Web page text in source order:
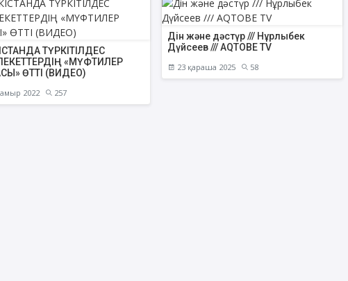
ТҮРКІТІЛДЕС
«МҮФТИЛЕР
ӨТТІ (ВИДЕО)
2022 257
Дін және дәстүр /// Нұрлыбек
Дүйсеев /// AQTOBE TV
23 қараша 2025 58
Шынболат Үмбетов
""Ақтөбе қалалық орталық" мешітінің
наиб имамы
ТІКЕЛЕЙ ЭФИРДЕ
Аптаның сенбі күндері сағат
21:00 (Ақтөбе уақытымен)
Біздің nur_gasyr Instagram
Нұрбол Смағұлов
""Нұр Ғасыр" облыстық мешітінің
наиб имамы
ТІКЕЛЕЙ ЭФИРДЕ
Аптаның сәрсенбі күндері сағат